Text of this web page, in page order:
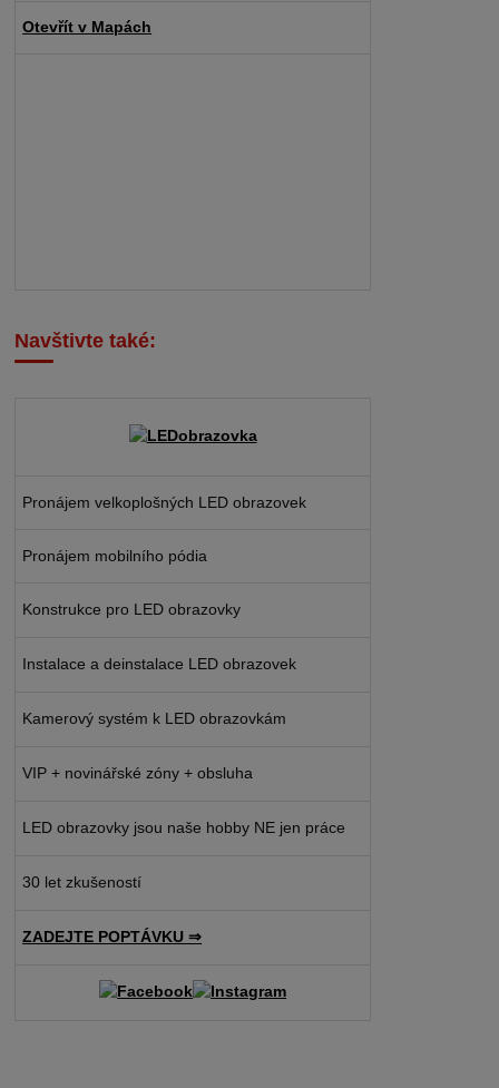
Otevřít v Mapách
Navštivte také:
Pronájem velkoplošných LED obrazovek
Pronájem mobilního pódia
Konstrukce pro LED obrazovky
Instalace a deinstalace LED obrazovek
Kamerový systém k LED obrazovkám
VIP + novinářské zóny + obsluha
LED obrazovky jsou naše hobby NE jen práce
30 let zkušeností
ZADEJTE POPTÁVKU ⇒